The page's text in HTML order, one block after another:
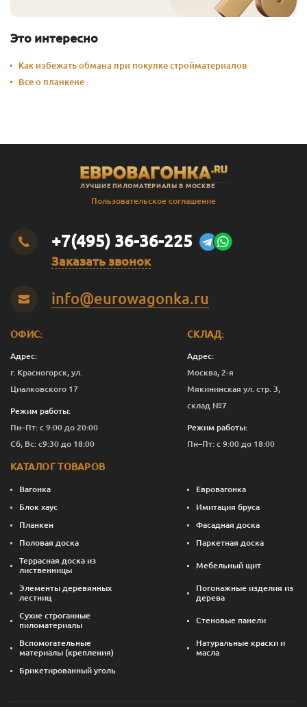
Это интересно
Как избежать обмана при покупке стройматериалов
Все о планкене
ЛУЧШИЕ ПИЛОМАТЕРИАЛЫ В МОСКВЕ
Пользовательское соглашение
+7(495) 36-36-225
Заказать звонок
info@eurowagonka.ru
ОФИС:
Адрес:
г. Красногорск, ул.
Циалковского 17
Режим работы:
Пн–Пт: с 9:00 до 20:00
Сб, Вс: с9:30 до 18:00
СКЛАД:
Адрес:
Москва, 2-я
Мякининская ул. стр. 3,
склад №7
Режим работы:
Пн–Пт: с 9:00 до 18:00
КАТАЛОГ ТОВАРОВ
Вагонка
Евровагонка
Блок хаус
Имитация бруса
Планкен
Фасадная доска
Половая доска
Паркетная доска
Террасная доска из
лиственницы
Мебельный щит
Элементы деревянных
лестниц
Погонажные изделия из
дерева
Сухие строганные
пиломатериалы
Стеновые панели
Вспомогательные
материалы (крепления)
Натуральные краски и
масла
Брикетированный уголь